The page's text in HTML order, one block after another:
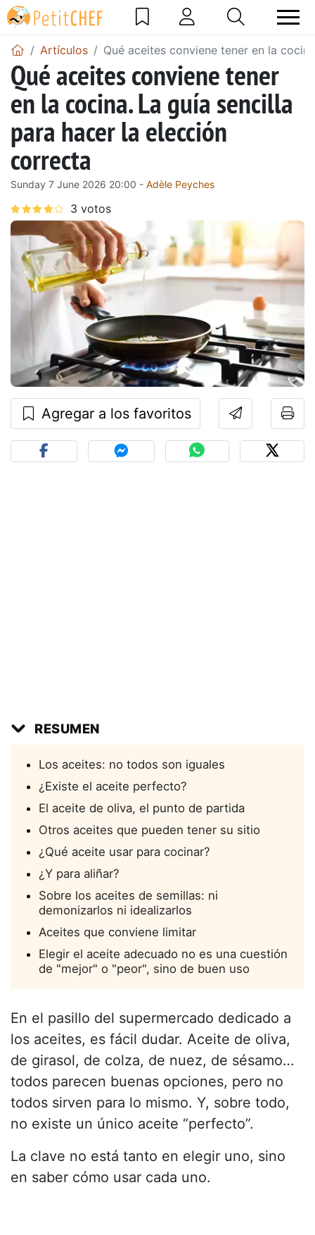
Artículos Qué aceites conviene tener en la
Qué aceites conviene tener
en la cocina. La guía sencilla
para hacer la elección
correcta
Sunday 7 June 2026 20:00 - Adèle Peyches
Agregar a los favoritos
RESUMEN
Los aceites: no todos son iguales
¿Existe el aceite perfecto?
El aceite de oliva, el punto de partida
Otros aceites que pueden tener su sitio
¿Qué aceite usar para cocinar?
¿Y para aliñar?
Sobre los aceites de semillas: ni
demonizarlos ni idealizarlos
Aceites que conviene limitar
Elegir el aceite adecuado no es una cuestión
de "mejor" o "peor", sino de buen uso
En el pasillo del supermercado dedicado a
los aceites, es fácil dudar. Aceite de oliva,
de girasol, de colza, de nuez, de sésamo…
todos parecen buenas opciones, pero no
todos sirven para lo mismo. Y, sobre todo,
no existe un único aceite “perfecto”.
La clave no está tanto en elegir uno, sino
en saber cómo usar cada uno.